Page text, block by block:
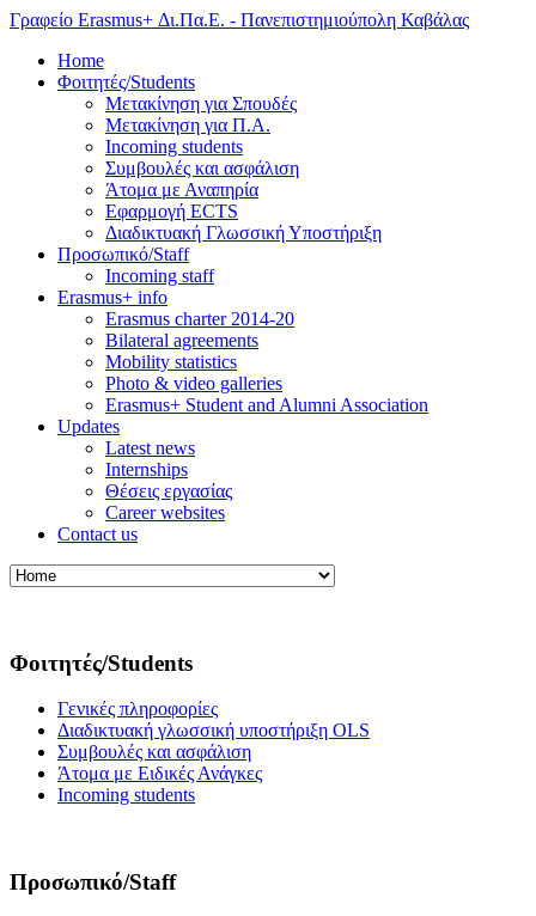
Γραφείο Erasmus+ Δι.Πα.Ε. - Πανεπιστημιούπολη Καβάλας
Home
Φοιτητές/Students
Μετακίνηση για Σπουδές
Μετακίνηση για Π.Α.
Incoming students
Συμβουλές και ασφάλιση
Άτομα με Αναπηρία
Εφαρμογή ECTS
Διαδικτυακή Γλωσσική Υποστήριξη
Προσωπικό/Staff
Incoming staff
Erasmus+ info
Erasmus charter 2014-20
Bilateral agreements
Mobility statistics
Photo & video galleries
Erasmus+ Student and Alumni Association
Updates
Latest news
Internships
Θέσεις εργασίας
Career websites
Contact us
Φοιτητές/Students
Γενικές πληροφορίες
Διαδικτυακή γλωσσική υποστήριξη OLS
Συμβουλές και ασφάλιση
Άτομα με Ειδικές Ανάγκες
Incoming students
Προσωπικό/Staff